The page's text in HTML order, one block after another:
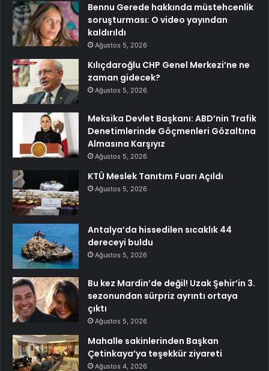
Bennu Gerede hakkında müstehcenlik
soruşturması: O video yayından
kaldırıldı
Ağustos 5, 2026
Kılıçdaroğlu CHP Genel Merkezi’ne ne
zaman gidecek?
Ağustos 5, 2026
Meksika Devlet Başkanı: ABD’nin Trafik
Denetimlerinde Göçmenleri Gözaltına
Almasına Karşıyız
Ağustos 5, 2026
KTÜ Meslek Tanıtım Fuarı Açıldı
Ağustos 5, 2026
Antalya’da hissedilen sıcaklık 44
dereceyi buldu
Ağustos 5, 2026
Bu kez Mardin’de değil! Uzak Şehir’in 3.
sezonundan sürpriz ayrıntı ortaya
çıktı
Ağustos 5, 2026
Mahalle sakinlerinden Başkan
Çetinkaya’ya teşekkür ziyareti
Ağustos 4, 2026